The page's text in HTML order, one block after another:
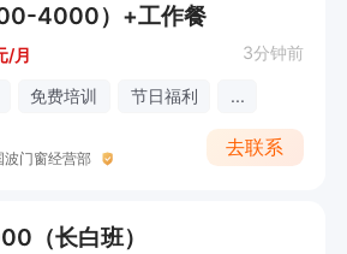
4000）+工作餐
/月 3分钟前
免费培训 节日福利 ...
波门窗经营部
去联系
（长白班）